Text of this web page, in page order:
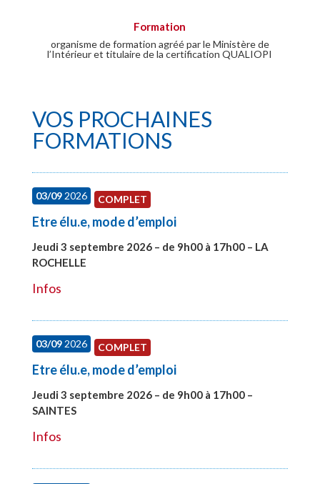
Formation
organisme de formation agréé par le Ministère de
l’Intérieur et titulaire de la certification QUALIOPI
VOS PROCHAINES
FORMATIONS
03/092026 COMPLET
Etre élu.e, mode d’emploi
Jeudi 3 septembre 2026 – de 9h00 à 17h00 – LA
ROCHELLE
Infos
03/092026 COMPLET
Etre élu.e, mode d’emploi
Jeudi 3 septembre 2026 – de 9h00 à 17h00 –
SAINTES
Infos